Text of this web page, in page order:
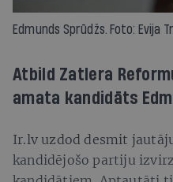
Edmunds Sprūdžs. Foto: Evija
Atbild Zatlera
amata kandidāts
Ir.lv uzdod desmit
kandidējošo partiju